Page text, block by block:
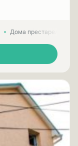
Дома престарелых